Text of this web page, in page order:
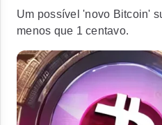
Um possível 'novo Bitcoin'
menos que 1 centavo.